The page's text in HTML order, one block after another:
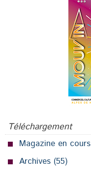
Téléchargement
Magazine en cours
Archives (55)